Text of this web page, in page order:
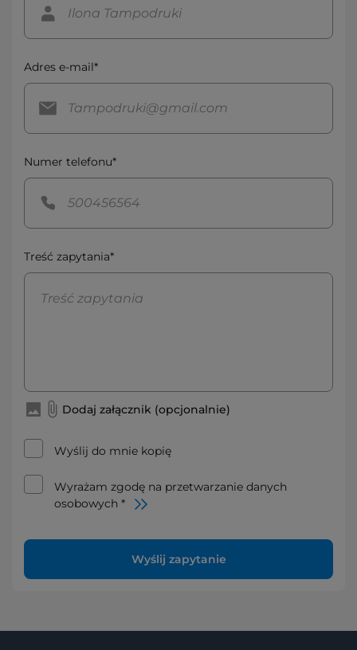
Adres e-mail*
Numer telefonu*
Treść zapytania*
Dodaj załącznik (opcjonalnie)
Wyślij do mnie kopię
Wyrażam zgodę na przetwarzanie danych
osobowych *
Wyślij zapytanie